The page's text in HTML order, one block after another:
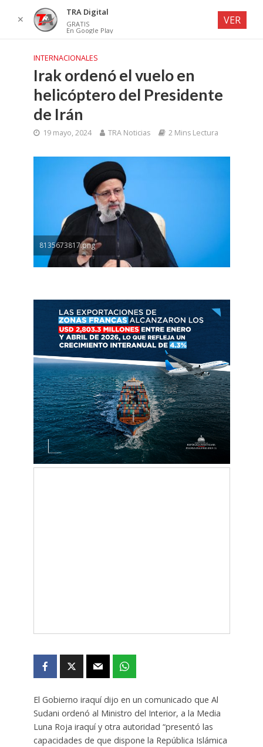
INTERNACIONALES
Irak ordenó el vuelo en
helicóptero del Presidente
de Irán
19 mayo, 2024 TRA Noticias 2 Mins Lectura
8135673817.png
El Gobierno iraquí dijo en un comunicado que Al
Sudani ordenó al Ministro del Interior, a la Media
Luna Roja iraquí y otra autoridad “presentó las
capacidades de que dispone la República Islámica
✕
TRA Digital
GRATIS
En Google Play
VER